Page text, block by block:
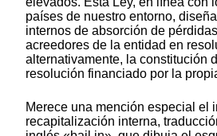
países de nuestro entorno,
internos de absorción de
acreedores de la entidad en
alternativamente, la constitución
resolución financiado por la
Merece una mención especial el
recapitalización interna,